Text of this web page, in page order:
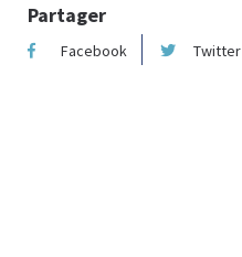
Partager
Facebook Twitter